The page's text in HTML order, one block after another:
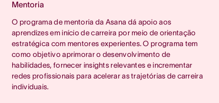
Mentoria
O programa de mentoria da Asana dá apoio aos
aprendizes em início de carreira por meio de orientação
estratégica com mentores experientes. O programa tem
como objetivo aprimorar o desenvolvimento de
habilidades, fornecer insights relevantes e incrementar
redes profissionais para acelerar as trajetórias de carreira
individuais.